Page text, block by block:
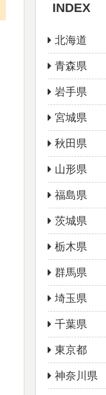
INDEX
北海道
青森県
岩手県
宮城県
秋田県
山形県
福島県
茨城県
栃木県
群馬県
埼玉県
千葉県
東京都
神奈川県